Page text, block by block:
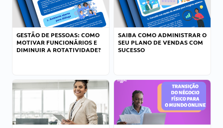
GESTÃO DE PESSOAS: COMO
MOTIVAR FUNCIONÁRIOS E
DIMINUIR A ROTATIVIDADE?
SAIBA COMO ADMINISTRAR O
SEU PLANO DE VENDAS COM
SUCESSO